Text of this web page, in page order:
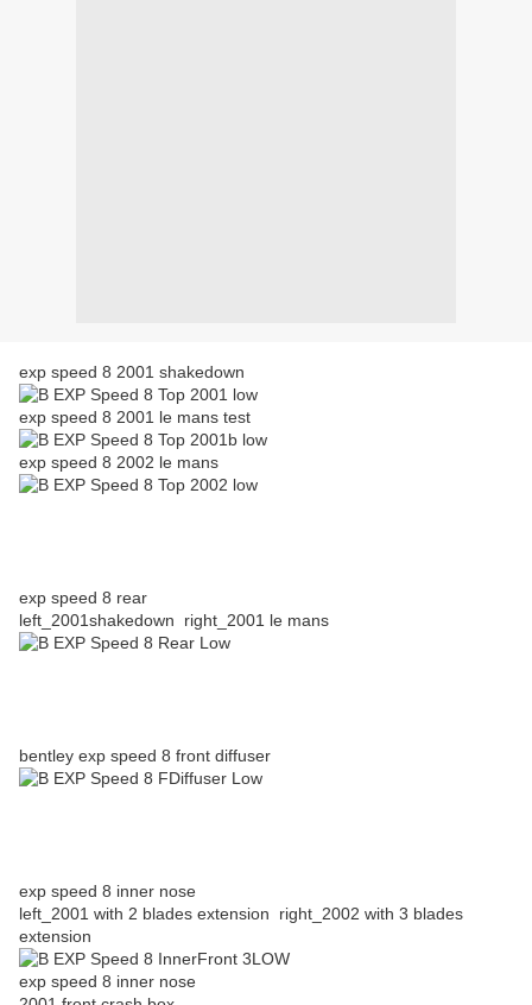
exp speed 8 2001 shakedown
exp speed 8 2001 le mans test
exp speed 8 2002 le mans
exp speed 8 rear
left_2001shakedown right_2001 le mans
bentley exp speed 8 front diffuser
exp speed 8 inner nose
left_2001 with 2 blades extension right_2002 with 3 blades
extension
exp speed 8 inner nose